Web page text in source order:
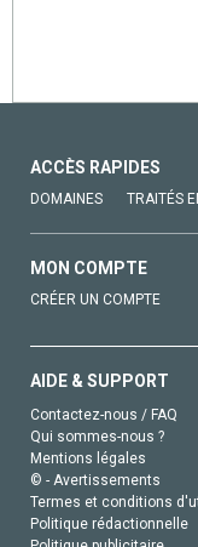
ACCÈS RAPIDES
DOMAINES TRAITÉS
MON COMPTE
CRÉER UN COMPTE
AIDE & SUPPORT
Contactez-nous / FAQ
Qui sommes-nous ?
Mentions légales
© - Avertissements
Termes et conditions
Politique rédactionnelle